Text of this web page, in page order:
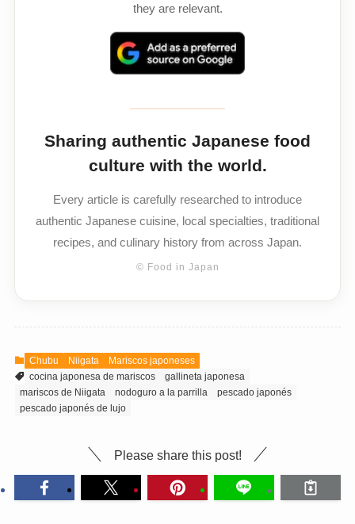
they are relevant.
Sharing authentic Japanese food
culture with the world.
Every article is carefully researched to introduce
authentic Japanese cuisine, local specialties, traditional
recipes, and culinary history from across Japan.
© Food in Japan
Chubu Niigata
Mariscos japoneses
cocina japonesa de mariscos
gallineta japonesa
mariscos de Niigata
nodoguro a la parrilla
pescado japonés
pescado japonés de lujo
Please share this post!